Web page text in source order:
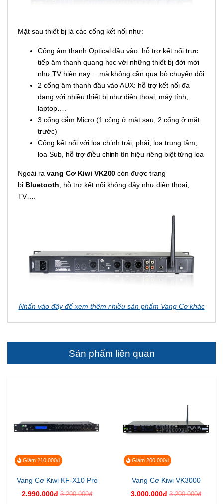
Mặt sau thiết bị là các cổng kết nối như:
Cổng âm thanh Optical đầu vào: hỗ trợ kết nối trực
tiếp âm thanh quang học với những thiết bị đời mới
như TV hiện nay… mà không cần qua bộ chuyển đổi
2 cổng âm thanh đầu vào AUX: hỗ trợ kết nối đa
dạng với nhiều thiết bị như điện thoại, máy tính,
laptop….
3 cổng cắm Micro (1 cổng ở mặt sau, 2 cổng ở mặt
trước)
Cổng kết nối với loa chính trái, phải, loa trung tâm,
loa Sub, hỗ trợ điều chỉnh tín hiệu riêng biệt từng loa
Ngoài ra vang Cơ Kiwi VK200 còn được trang
bị Bluetooth, hỗ trợ kết nối không dây như điện thoại,
TV….
Nhấn vào đây để xem thêm nhiều sản phẩm Vang Cơ khác
Sản phẩm liên quan
Giảm 210.000đ
Vang Cơ Kiwi KF-X10 Pro
2.990.000đ 3.200.000đ
Giảm 200.000đ
Vang Cơ Kiwi VK3000
3.000.000đ 3.200.000đ